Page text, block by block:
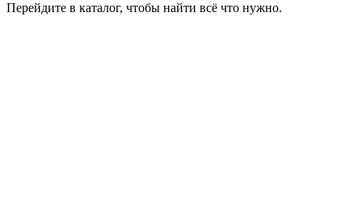
Перейдите в каталог, чтобы найти всё что нужно.